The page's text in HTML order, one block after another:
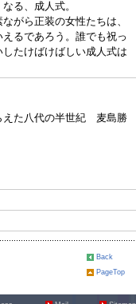
る、成人式。
がら正装の女性たちは、
えるであろう。誰でも祝っ
たけばけばしい成人式は
えた八代の半世紀 麦島勝
Back
PageTop